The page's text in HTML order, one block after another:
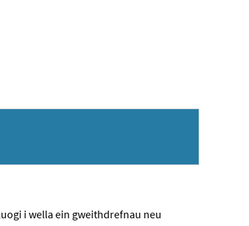
i wella ein gweithdrefnau neu